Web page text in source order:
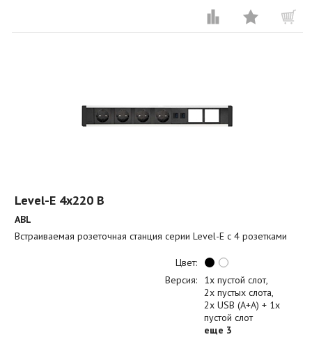
Level-E 4x220 B
ABL
Встраиваемая розеточная станция серии Level-E с 4 розетками
Цвет:
Версия:
1x пустой слот
2x пустых слота
2x USB (A+A) + 1x
пустой слот
еще 3